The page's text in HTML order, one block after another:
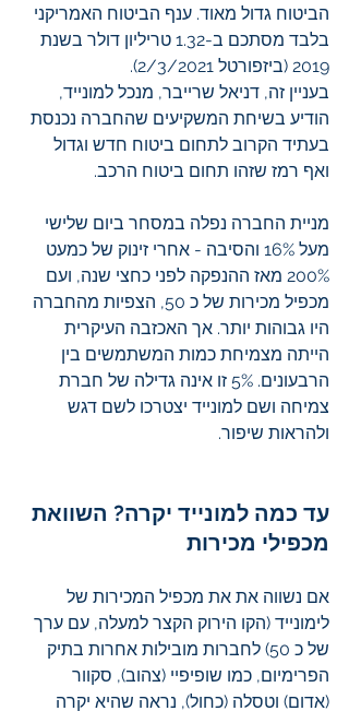
הביטוח גדול מאוד. ענף הביטוח האמריקני
בלבד מסתכם ב-1.32 טריליון דולר בשנת
2019 (ביזפורטל 2/3/2021).
בעניין זה, דניאל שרייבר, מנכל למונייד,
הודיע בשיחת המשקיעים שהחברה נכנסת
בעתיד הקרוב לתחום ביטוח חדש וגדול
ואף רמז שזהו תחום ביטוח הרכב.
מניית החברה נפלה במסחר ביום שלישי
מעל 16% והסיבה - אחרי זינוק של כמעט
200% מאז ההנפקה לפני כחצי שנה, ועם
מכפיל מכירות של כ 50, הצפיות מהחברה
היו גבוהות יותר. אך האכזבה העיקרית
הייתה מצמיחת כמות המשתמשים בין
הרבעונים. 5% זו אינה גדילה של חברת
צמיחה ושם למונייד יצטרכו לשם דגש
ולהראות שיפור.
עד כמה למונייד יקרה? השוואת
מכפילי מכירות
אם נשווה את את מכפיל המכירות של
לימונייד (הקו הירוק הקצר למעלה, עם ערך
של כ 50) לחברות מובילות אחרות בתיק
הפרימיום, כמו שופיפיי (צהוב), סקוור
(אדום) וטסלה (כחול), נראה שהיא יקרה